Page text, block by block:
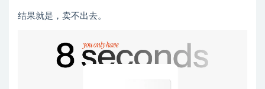
结果就是，卖不出去。